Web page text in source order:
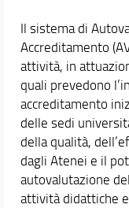
Didattica
Orario e
Il sistema di
Accreditamento
attività, in
quali prevedono
accreditamento
delle sedi
della qualità,
dagli Atenei e il
autovalutazione
attività didattiche